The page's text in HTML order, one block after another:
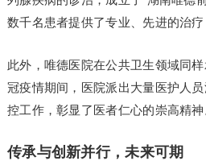
数千名患者提供了专业、先进的治疗
此外，唯德医院在公共卫生领域同
冠疫情期间，医院派出大量医护人
控工作，彰显了医者仁心的崇高精神
传承与创新并行，未来可期